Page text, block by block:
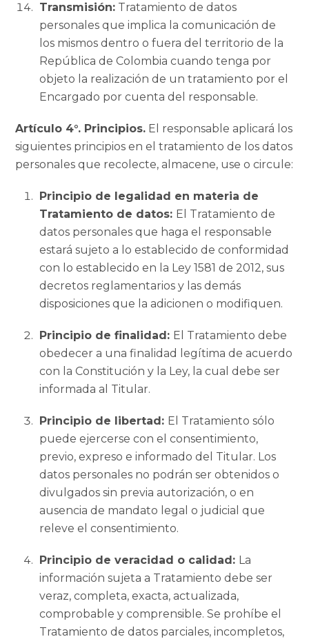
Transmisión: Tratamiento de datos
personales que implica la comunicación de
los mismos dentro o fuera del territorio de la
República de Colombia cuando tenga por
objeto la realización de un tratamiento por el
Encargado por cuenta del responsable.
Artículo 4°. Principios. El responsable aplicará los
siguientes principios en el tratamiento de los datos
personales que recolecte, almacene, use o circule:
Principio de legalidad en materia de
Tratamiento de datos: El Tratamiento de
datos personales que haga el responsable
estará sujeto a lo establecido de conformidad
con lo establecido en la Ley 1581 de 2012, sus
decretos reglamentarios y las demás
disposiciones que la adicionen o modifiquen.
Principio de finalidad: El Tratamiento debe
obedecer a una finalidad legítima de acuerdo
con la Constitución y la Ley, la cual debe ser
informada al Titular.
Principio de libertad: El Tratamiento sólo
puede ejercerse con el consentimiento,
previo, expreso e informado del Titular. Los
datos personales no podrán ser obtenidos o
divulgados sin previa autorización, o en
ausencia de mandato legal o judicial que
releve el consentimiento.
Principio de veracidad o calidad: La
información sujeta a Tratamiento debe ser
veraz, completa, exacta, actualizada,
comprobable y comprensible. Se prohíbe el
Tratamiento de datos parciales, incompletos,